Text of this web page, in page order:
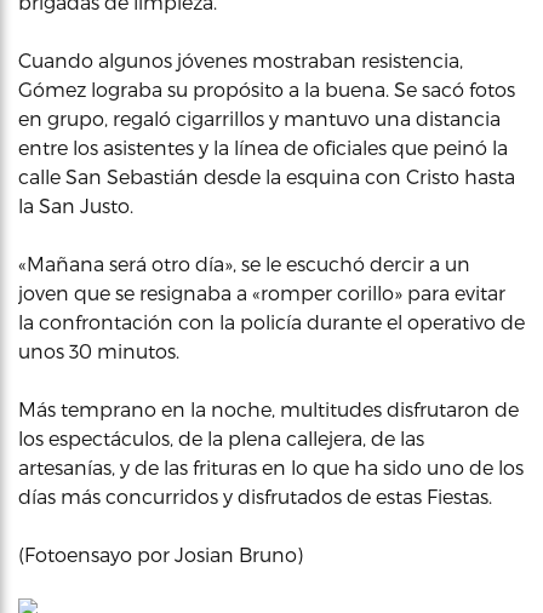
Cuando algunos jóvenes mostraban resistencia,
Gómez lograba su propósito a la buena. Se sacó fotos
en grupo, regaló cigarrillos y mantuvo una distancia
entre los asistentes y la línea de oficiales que peinó la
calle San Sebastián desde la esquina con Cristo hasta
la San Justo.
«Mañana será otro día», se le escuchó dercir a un
joven que se resignaba a «romper corillo» para evitar
la confrontación con la policía durante el operativo de
unos 30 minutos.
Más temprano en la noche, multitudes disfrutaron de
los espectáculos, de la plena callejera, de las
artesanías, y de las frituras en lo que ha sido uno de los
días más concurridos y disfrutados de estas Fiestas.
(Fotoensayo por Josian Bruno)